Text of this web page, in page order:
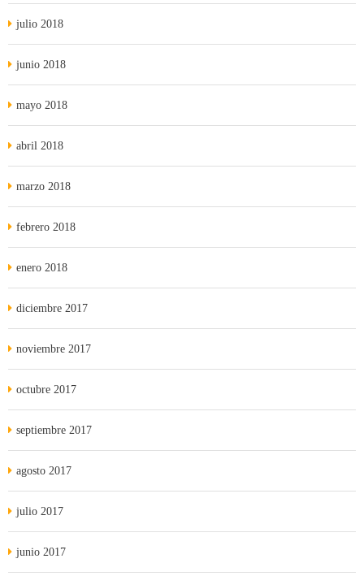
julio 2018
junio 2018
mayo 2018
abril 2018
marzo 2018
febrero 2018
enero 2018
diciembre 2017
noviembre 2017
octubre 2017
septiembre 2017
agosto 2017
julio 2017
junio 2017